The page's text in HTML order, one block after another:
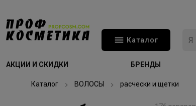
Каталог
АКЦИИ И СКИДКИ БРЕНДЫ
Каталог ВОЛОСЫ расчески и щетки